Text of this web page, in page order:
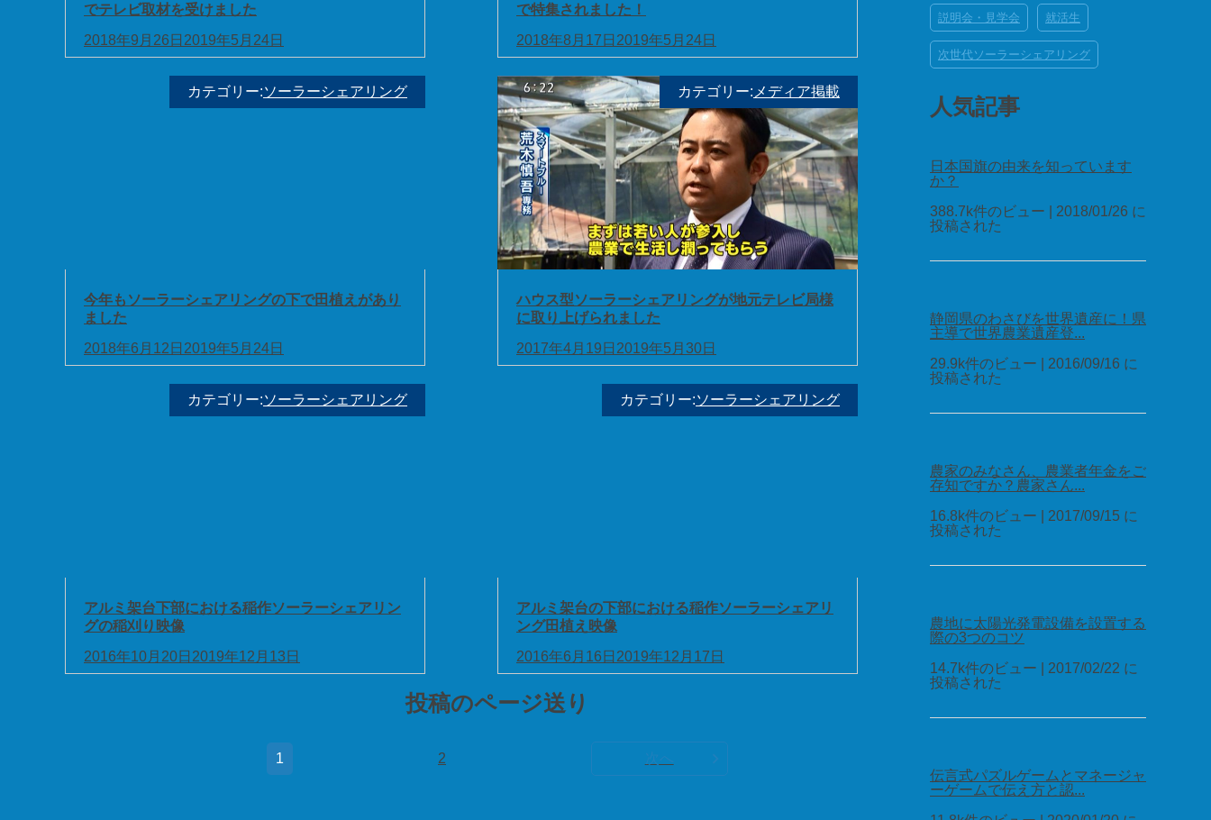
でテレビ取材を受けました
2018年9月26日 2019年5月24日
で特集されました！
2018年8月17日 2019年5月24日
カテゴリー:ソーラーシェアリング
今年もソーラーシェアリングの下で田植えがあり
ました
2018年6月12日 2019年5月24日
カテゴリー: メディア掲載
ハウス型ソーラーシェアリングが地元テレビ局様
に取り上げられました
2017年4月19日 2019年5月30日
カテゴリー:ソーラーシェアリング
アルミ架台下部における稲作ソーラーシェアリン
グの稲刈り映像
2016年10月20日 2019年12月13日
カテゴリー:ソーラーシェアリング
アルミ架台の下部における稲作ソーラーシェアリ
ング田植え映像
2016年6月16日 2019年12月17日
投稿のページ送り
1 2 次へ
説明会・見学会 就活生
次世代ソーラーシェアリング
人気記事
日本国旗の由来を知っています
か？
388.7k件のビュー
2018/01/26 に
投稿された
静岡県のわさびを世界遺産に！県
主導で世界農業遺産登...
29.9k件のビュー
2016/09/16 に
投稿された
農家のみなさん、農業者年金をご
存知ですか？農家さん...
16.8k件のビュー
2017/09/15 に
投稿された
農地に太陽光発電設備を設置する
際の3つのコツ
14.7k件のビュー
2017/02/22 に
投稿された
伝言式パズルゲームとマネージャ
ーゲームで伝え方と認...